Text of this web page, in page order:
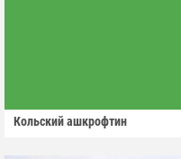
Кольский ашкрофтин